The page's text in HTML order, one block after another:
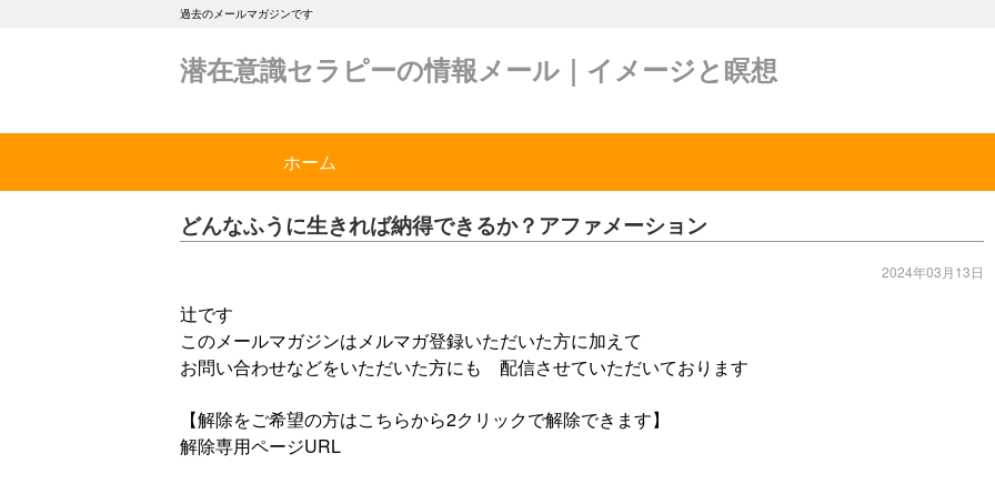
過去のメールマガジンです
潜在意識セラピーの情報メール｜イメージと瞑想
ホーム
どんなふうに生きれば納得できるか？アファメーション
2024年03月13日
辻です
このメールマガジンはメルマガ登録いただいた方に加えて
お問い合わせなどをいただいた方にも 配信させていただいております
【解除をご希望の方はこちらから2クリックで解除できます】
解除専用ページURL